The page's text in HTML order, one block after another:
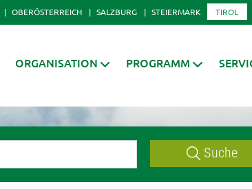
OBERÖSTERREICH SALZBURG STEIERMARK TIROL
ORGANISATION PROGRAMM
Suche